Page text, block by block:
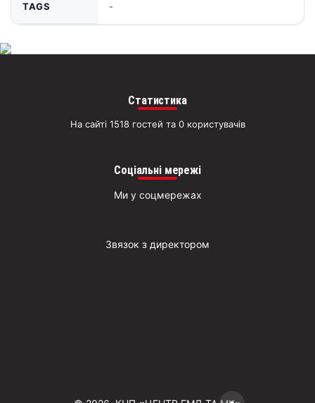
TAGS -
Статистика
На сайті 1518 гостей та 0 користувачів
Соціальні мережі
Ми у соцмережах
Звязок з директором